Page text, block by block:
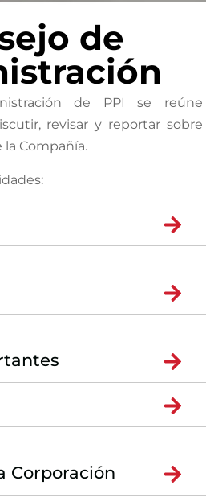
de
de PPI se reúne
revisar y reportar sobre
la Compañía.
Corporación